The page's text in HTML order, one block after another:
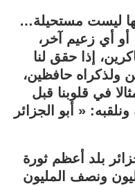
ليست مستحيلة…
أو أي زعيم آخر،
إذا حقق لنا
ولذكراه حافظين،
في قلوبنا قبل
« أبو الجزائر
بلد أعظم ثورة
ونصف المليون